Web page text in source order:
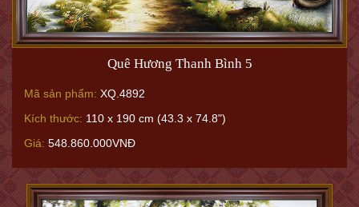
Quê Hương Thanh Bình 5
Mã sản phẩm: XQ.4892
Kích thước: 110 x 190 cm (43.3 x 74.8")
Giá: 548.860.000VNĐ